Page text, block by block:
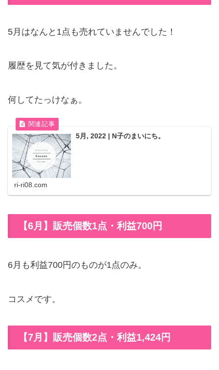
5月はなんと1点も売れていませんでした！
履歴を見て気が付きました。
何してたっけなぁ。
5月, 2022 | N子のまいにち。
ri-ri08.com
【6月】販売個数1点・利益700円
6月も利益700円のものが1点のみ。
コスメです。
【7月】販売個数2点・利益1,424円